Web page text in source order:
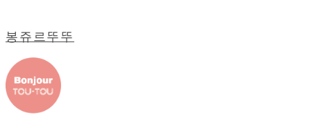
봉쥬르뚜뚜